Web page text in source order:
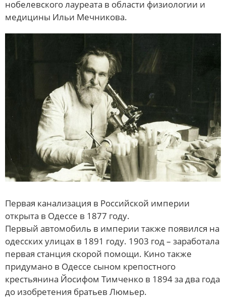
нобелевского лауреата в области физиологии и
медицины Ильи Мечникова.
Первая канализация в Российской империи
открыта в Одессе в 1877 году.
Первый автомобиль в империи также появился на
одесских улицах в 1891 году. 1903 год – заработала
первая станция скорой помощи. Кино также
придумано в Одессе сыном крепостного
крестьянина Йосифом Тимченко в 1894 за два года
до изобретения братьев Люмьер.